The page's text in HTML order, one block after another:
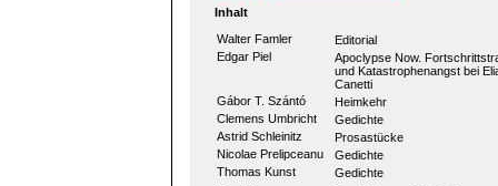
Inhalt
Walter Famler
Editorial
Edgar Piel
Apoclypse Now.
und Katastrophenangst bei
Canetti
Gábor T. Szántó
Heimkehr
Clemens Umbricht
Gedichte
Astrid Schleinitz
Prosastücke
Nicolae Prelipceanu
Gedichte
Thomas Kunst
Gedichte